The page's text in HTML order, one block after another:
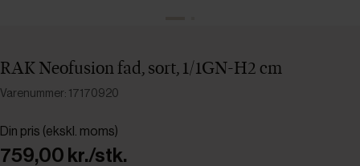
RAK Neofusion fad, sort, 1/1GN-H2 cm
Varenummer: 17170920
Din pris (ekskl. moms)
759,00 kr./stk.